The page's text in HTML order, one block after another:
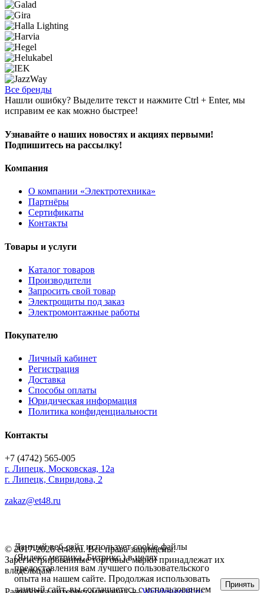
Все бренды
Нашли ошибку? Выделите текст и нажмите Ctrl + Enter, мы
исправим ее как можно быстрее!
Узнавайте о наших новостях и акциях первыми!
Подпишитесь на рассылку!
Компания
О компании «Электротехника»
Партнёры
Сертификаты
Контакты
Товары и услуги
Каталог товаров
Производители
Запросить свой товар
Электрощиты под заказ
Электромонтажные работы
Покупателю
Личный кабинет
Регистрация
Доставка
Способы оплаты
Юридическая информация
Политика конфиденциальности
Контакты
+7 (4742) 565-005
г. Липецк, Московская, 12а
г. Липецк, Свиридова, 2
zakaz@et48.ru
© 2017-2026 et48.ru. Все права защищены.
Зарегистрированные торговые марки принадлежат их
владельцам
Данный веб-сайт использует cookie-файлы
(Яндекс метрика, Битрикс ) в целях
предоставления вам лучшего пользовательского
опыта на нашем сайте. Продолжая использовать
данный сайт, вы соглашаетесь с использованием
Принять